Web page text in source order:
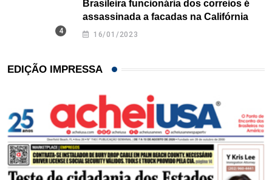
Brasileira funcionária dos correios é
assassinada a facadas na Califórnia
16/01/2023
EDIÇÃO IMPRESSA